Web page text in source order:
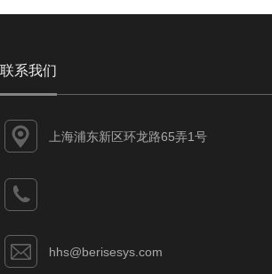
联系我们
上海浦东新区环龙路65弄1号
hhs@berisesys.com